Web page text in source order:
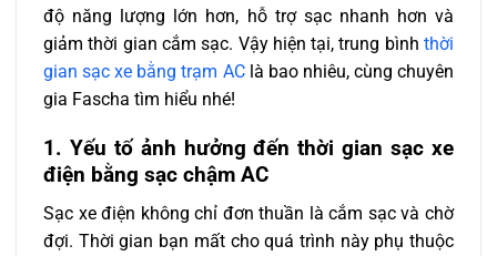
độ năng lượng lớn hơn, hỗ trợ sạc nhanh hơn và
giảm thời gian cắm sạc. Vậy hiện tại, trung bình thời
gian sạc xe bằng trạm AClà bao nhiêu, cùng chuyên
gia Fascha tìm hiểu nhé!
1. Yếu tố ảnh hưởng đến thời gian sạc xe
điện bằng sạc chậm AC
Sạc xe điện không chỉ đơn thuần là cắm sạc và chờ
đợi. Thời gian bạn mất cho quá trình này phụ thuộc